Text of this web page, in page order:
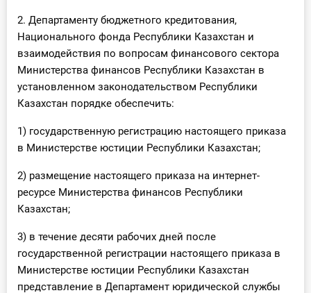
2. Департаменту бюджетного кредитования,
Национального фонда Республики Казахстан и
взаимодействия по вопросам финансового сектора
Министерства финансов Республики Казахстан в
установленном законодательством Республики
Казахстан порядке обеспечить:
1) государственную регистрацию настоящего приказа
в Министерстве юстиции Республики Казахстан;
2) размещение настоящего приказа на интернет-
ресурсе Министерства финансов Республики
Казахстан;
3) в течение десяти рабочих дней после
государственной регистрации настоящего приказа в
Министерстве юстиции Республики Казахстан
представление в Департамент юридической службы